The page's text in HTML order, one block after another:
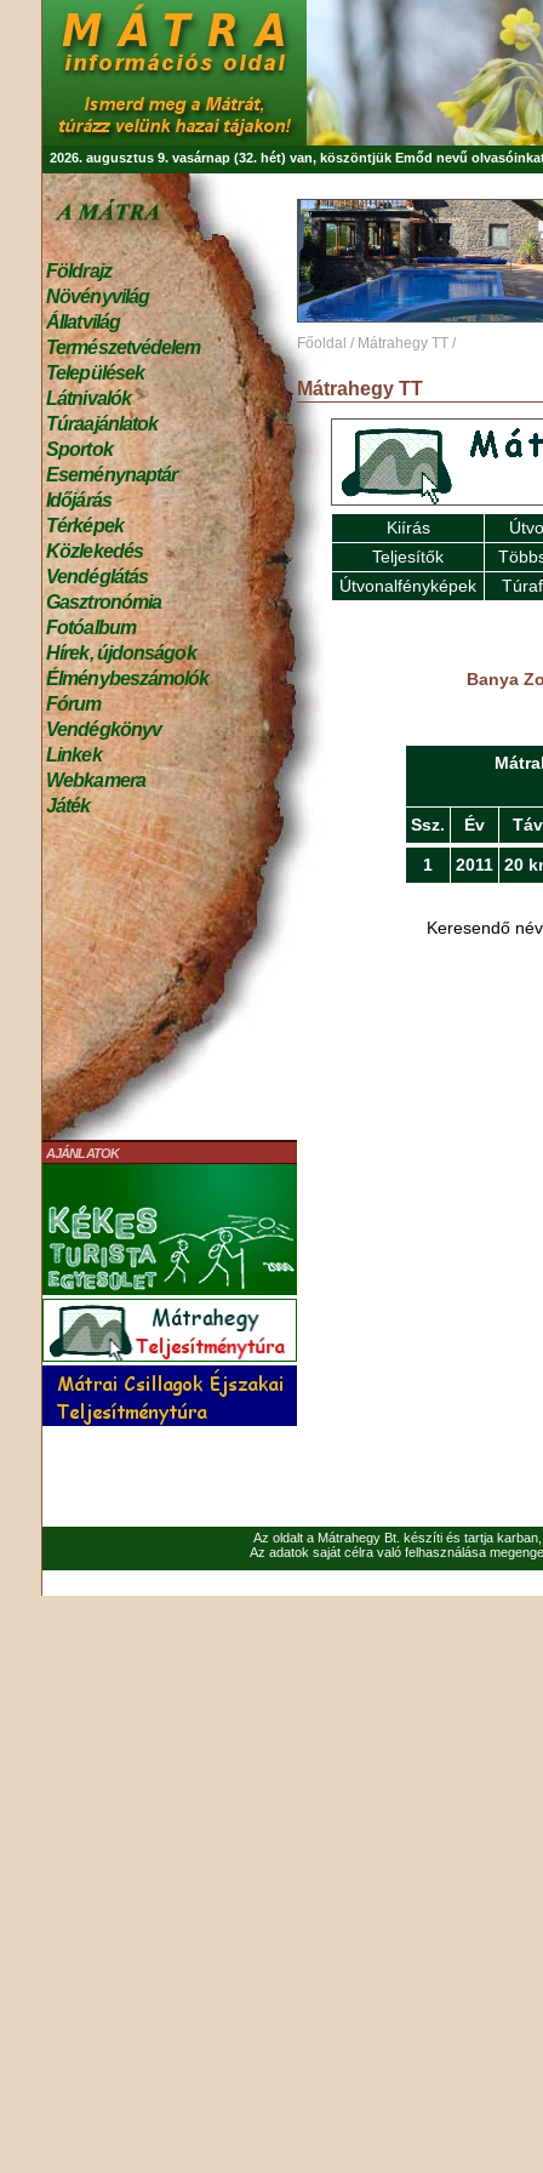
2026. augusztus 9. vasárnap (32. hét) van, köszöntjük Emőd nevű
Földrajz
Növényvilág
Állatvilág
Természetvédelem
Települések
Látnivalók
Túraajánlatok
Sportok
Eseménynaptár
Időjárás
Térképek
Közlekedés
Vendéglátás
Gasztronómia
Fotóalbum
Hírek, újdonságok
Élménybeszámolók
Fórum
Vendégkönyv
Linkek
Webkamera
Játék
AJÁNLATOK
Főoldal / Mátrahegy TT /
Mátrahegy TT
Kiírás
Teljesítők
Útvonalfényképek
Banya
Ssz. Év Táv
1 2011 20
Keresendő
Az oldalt a Mátrahegy Bt. készíti és tartja
Az adatok saját célra való felhasználása